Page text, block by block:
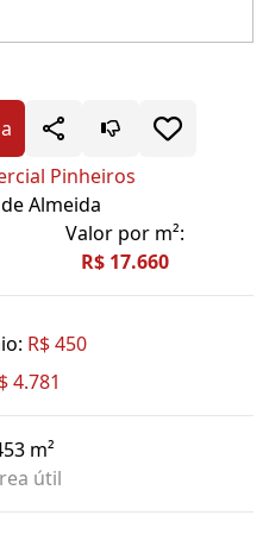
Pinheiros
Almeida
Valor por m²:
R$ 17.660
R$ 450
4.781
m²
útil